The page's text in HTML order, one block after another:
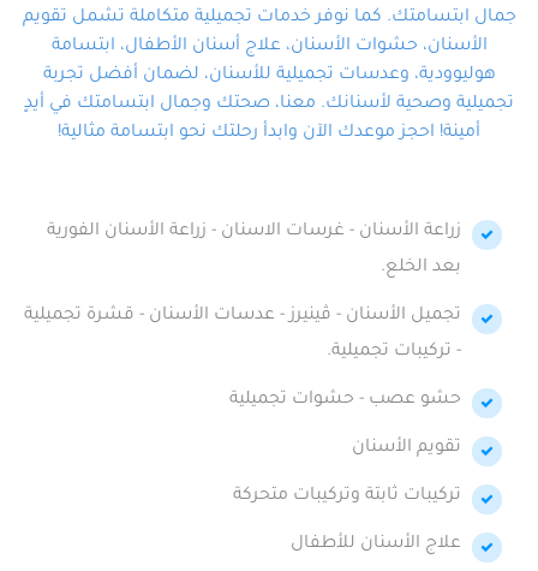
جمال ابتسامتك. كما نوفر خدمات تجميلية متكاملة تشمل تقويم
الأسنان، حشوات الأسنان، علاج أسنان الأطفال، ابتسامة
هوليوودية، وعدسات تجميلية للأسنان، لضمان أفضل تجربة
تجميلية وصحية لأسنانك. معنا، صحتك وجمال ابتسامتك في أيدٍ
أمينة! احجز موعدك الآن وابدأ رحلتك نحو ابتسامة مثالية!
زراعة الأسنان - غرسات الاسنان - زراعة الأسنان الفورية
بعد الخلع.
تجميل الأسنان - ڤينيرز - عدسات الأسنان - قشرة تجميلية
- تركيبات تجميلية.
حشو عصب - حشوات تجميلية
تقويم الأسنان
تركيبات ثابتة وتركيبات متحركة
علاج الأسنان للأطفال